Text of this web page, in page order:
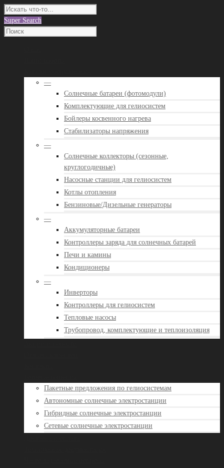
Super Search
—
Солнечные батареи (фотомодули)
Комплектующие для гелиосистем
Бойлеры косвенного нагрева
Стабилизаторы напряжения
—
Солнечные коллекторы (сезонные,
круглогодичные)
Насосные станции для гелиосистем
Котлы отопления
Бензиновые/Дизельные генераторы
—
Аккумуляторные батареи
Контроллеры заряда для солнечных батарей
Печи и камины
Кондиционеры
—
Инверторы
Контроллеры для гелиосистем
Тепловые насосы
Трубопровод, комплектующие и теплоизоляция
Пакетные предложения по гелиосистемам
Автономные солнечные электростанции
Гибридные солнечные электростанции
Сетевые солнечные электростанции